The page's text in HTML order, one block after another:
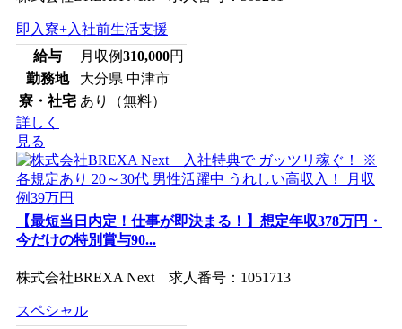
即入寮+入社前生活支援
給与
月収例310,000円
勤務地
大分県 中津市
寮・社宅 あり（無料）
詳しく
見る
【最短当日内定！仕事が即決まる！】想定年収378万円・
今だけの特別賞与90...
株式会社BREXA Next 求人番号：1051713
スペシャル